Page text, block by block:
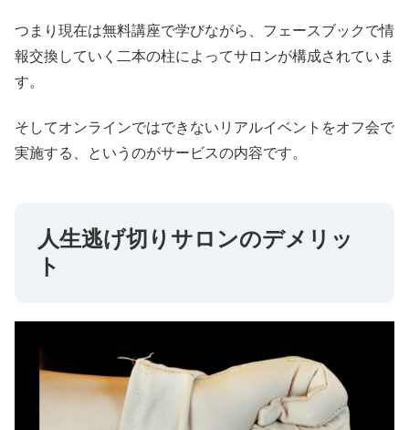
つまり現在は無料講座で学びながら、フェースブックで情
報交換していく二本の柱によってサロンが構成されていま
す。
そしてオンラインではできないリアルイベントをオフ会で
実施する、というのがサービスの内容です。
人生逃げ切りサロンのデメリッ
ト